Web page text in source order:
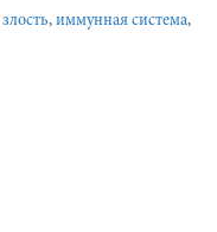
злость, иммунная система,